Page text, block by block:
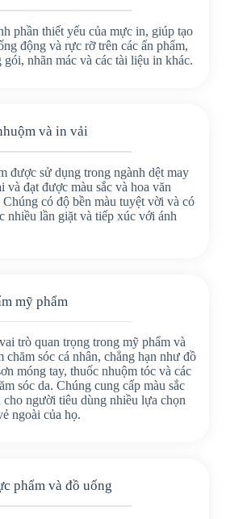
phần thiết yếu của mực in, giúp tạo
động và rực rỡ trên các ấn phẩm,
gói, nhãn mác và các tài liệu in khác.
và in vải
được sử dụng trong ngành dệt may
và đạt được màu sắc và hoa văn
có độ bền màu tuyệt vời và có
nhiều lần giặt và tiếp xúc với ánh
mỹ phẩm
trò quan trọng trong mỹ phẩm và
chăm sóc cá nhân, chẳng hạn như đồ
móng tay, thuốc nhuộm tóc và các
sóc da. Chúng cung cấp màu sắc
cho người tiêu dùng nhiều lựa chọn
ngoài của họ.
phẩm và đồ uống